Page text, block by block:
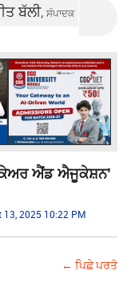
ਬੱਲੀ,ਸੰਪਾਦਕ
ਕੇਅਰ ਐਂਡ ਐਜੂਕੇਸ਼ਨ'
13, 2025 10:22 PM
← ਪਿਛੇ ਪਰਤੋ